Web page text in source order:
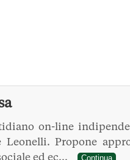
on-line
Leonelli. Propone
ed ec...
Continua